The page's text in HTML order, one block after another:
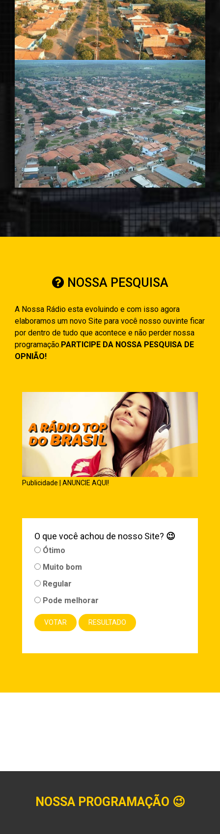
NOSSA PESQUISA
A Nossa Rádio esta evoluindo e com isso agora
elaboramos um novo Site para você nosso ouvinte ficar
por dentro de tudo que acontece e não perder nossa
programação.PARTICIPE DA NOSSA PESQUISA DE
OPNIÃO!
Publicidade | ANUNCIE AQUI!
O que você achou de nosso Site? 😉
Ótimo
Muito bom
Regular
Pode melhorar
NOSSA PROGRAMAÇÃO 😉